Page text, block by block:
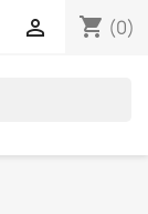
shopping_cart (0)
